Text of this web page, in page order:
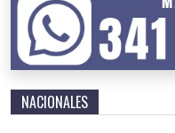
NACIONALES